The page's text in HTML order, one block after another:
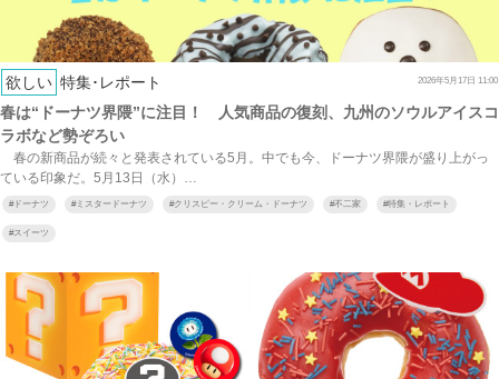
欲しい 特集･レポート 2026年5月17日 11:00
春は“ドーナツ界隈”に注目！ 人気商品の復刻、九州のソウルアイスコ
ラボなど勢ぞろい
春の新商品が続々と発表されている5月。中でも今、ドーナツ界隈が盛り上がっ
ている印象だ。5月13日（水）…
#ドーナツ #ミスタードーナツ #クリスピー・クリーム・ドーナツ #不二家 #特集・レポート
#スイーツ